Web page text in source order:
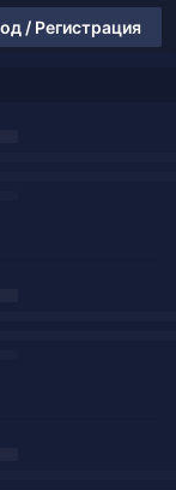
/ Регистрация